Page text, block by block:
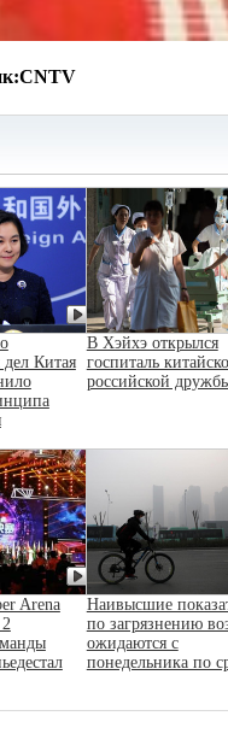
CNTV
Китая
В Хэйхэ открылся
госпиталь
российской
Arena
Наивысшие
по загрязнению
ожидаются с
понедельника по